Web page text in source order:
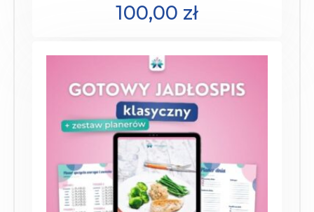
100,00 zł